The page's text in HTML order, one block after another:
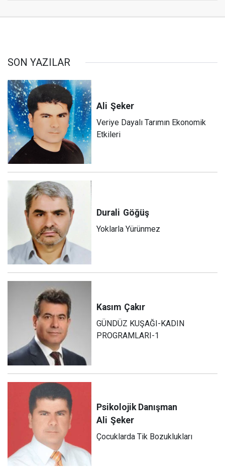
SON YAZILAR
Ali Şeker
Veriye Dayalı Tarımın Ekonomik
Etkileri
Durali Göğüş
Yoklarla Yürünmez
Kasım Çakır
GÜNDÜZ KUŞAĞI-KADIN
PROGRAMLARI-1
Psikolojik Danışman
Ali Şeker
Çocuklarda Tik Bozuklukları